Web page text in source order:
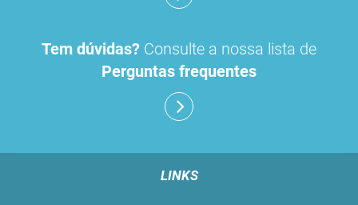
Tem dúvidas? Consulte a nossa lista de
Perguntas frequentes
LINKS